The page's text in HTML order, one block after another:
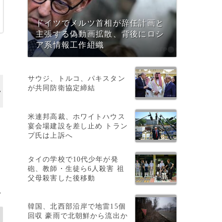
ドイツでメルツ首相が辞任計画と
主張する偽動画拡散、背後にロシ
ア系情報工作組織
サウジ、トルコ、パキスタン
が共同防衛協定締結
米連邦高裁、ホワイトハウス
宴会場建設を差し止め トラン
プ氏は上訴へ
タイの学校で10代少年が発
砲、教師・生徒ら6人殺害 祖
父母殺害した後移動
韓国、北西部沿岸で地雷15個
回収 豪雨で北朝鮮から流出か